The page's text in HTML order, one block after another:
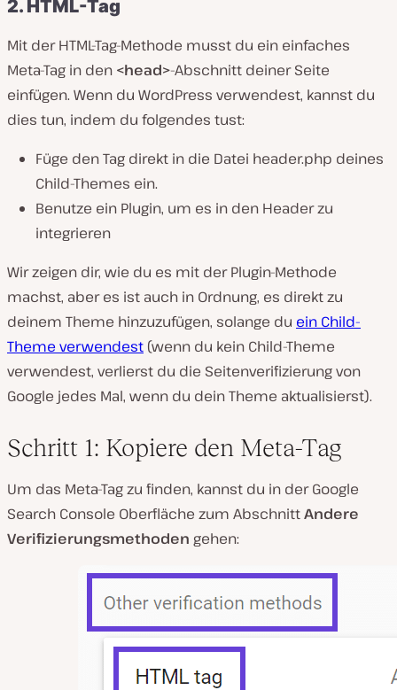
2. HTML-Tag
Mit der HTML-Tag-Methode musst du ein einfaches
Meta-Tag in den <head>-Abschnitt deiner Seite
einfügen. Wenn du WordPress verwendest, kannst du
dies tun, indem du folgendes tust:
Füge den Tag direkt in die Datei header.php deines
Child-Themes ein.
Benutze ein Plugin, um es in den Header zu
integrieren
Wir zeigen dir, wie du es mit der Plugin-Methode
machst, aber es ist auch in Ordnung, es direkt zu
deinem Theme hinzuzufügen, solange du ein Child-
Theme verwendest (wenn du kein Child-Theme
verwendest, verlierst du die Seitenverifizierung von
Google jedes Mal, wenn du dein Theme aktualisierst).
Schritt 1: Kopiere den Meta-Tag
Um das Meta-Tag zu finden, kannst du in der Google
Search Console Oberfläche zum AbschnittAndere
Verifizierungsmethoden gehen: